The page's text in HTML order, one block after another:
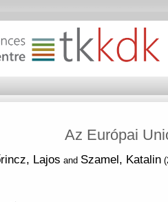
Az Európai
Lajos and Szamel, Katalin